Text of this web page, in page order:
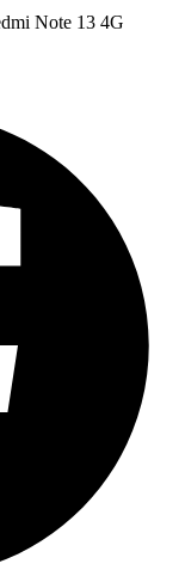
Note 13 4G